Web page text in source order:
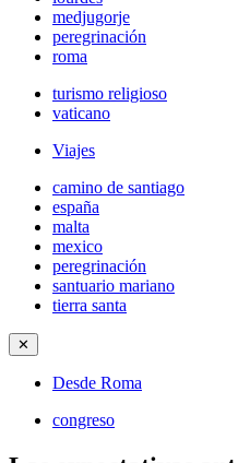
medjugorje
peregrinación
roma
turismo religioso
vaticano
Viajes
camino de santiago
españa
malta
mexico
peregrinación
santuario mariano
tierra santa
✕
Desde Roma
congreso